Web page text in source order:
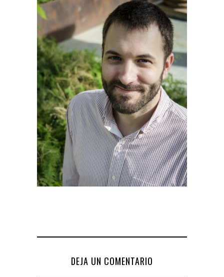
DEJA UN COMENTARIO